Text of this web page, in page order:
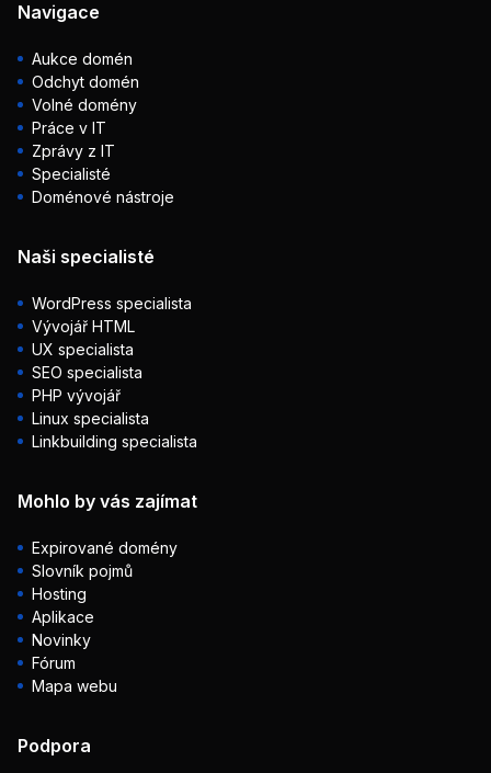
Navigace
Aukce domén
Odchyt domén
Volné domény
Práce v IT
Zprávy z IT
Specialisté
Doménové nástroje
Naši specialisté
WordPress specialista
Vývojář HTML
UX specialista
SEO specialista
PHP vývojář
Linux specialista
Linkbuilding specialista
Mohlo by vás zajímat
Expirované domény
Slovník pojmů
Hosting
Aplikace
Novinky
Fórum
Mapa webu
Podpora